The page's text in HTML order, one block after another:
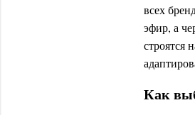
всех
эфир, а
строятся
Как